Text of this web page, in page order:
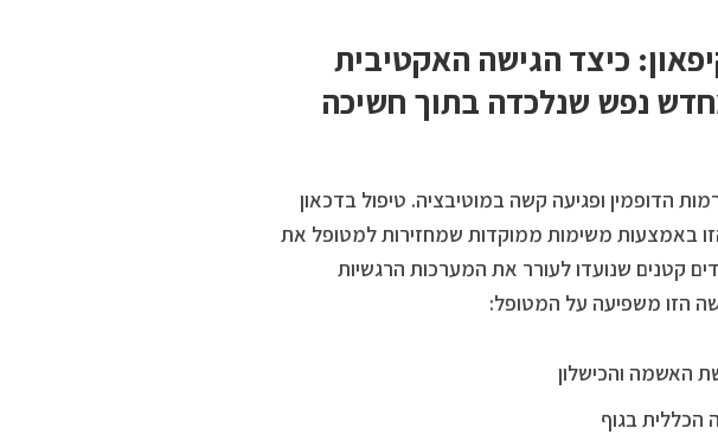
כיצד הגישה האקטיבית
נפש שנלכדה בתוך חשיכה
הדופמין ופגיעה קשה במוטיבציה. טיפול בדכאון
באמצעות משימות ממוקדות שמחזירות למטופל את
קטנים שנועדו לעורר את המערכות הרגשיות
הזו משפיעה על המטופל:
האשמה והכישלון
בגוף